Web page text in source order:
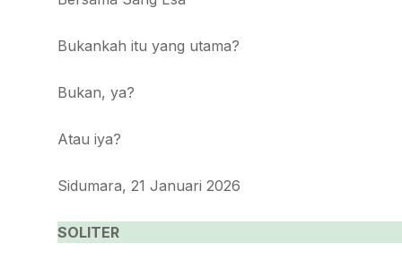
Bukankah itu yang utama?
Bukan, ya?
Atau iya?
Sidumara, 21 Januari 2026
SOLITER